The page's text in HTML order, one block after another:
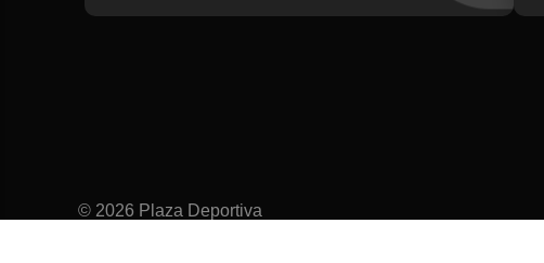
© 2026 Plaza Deportiva